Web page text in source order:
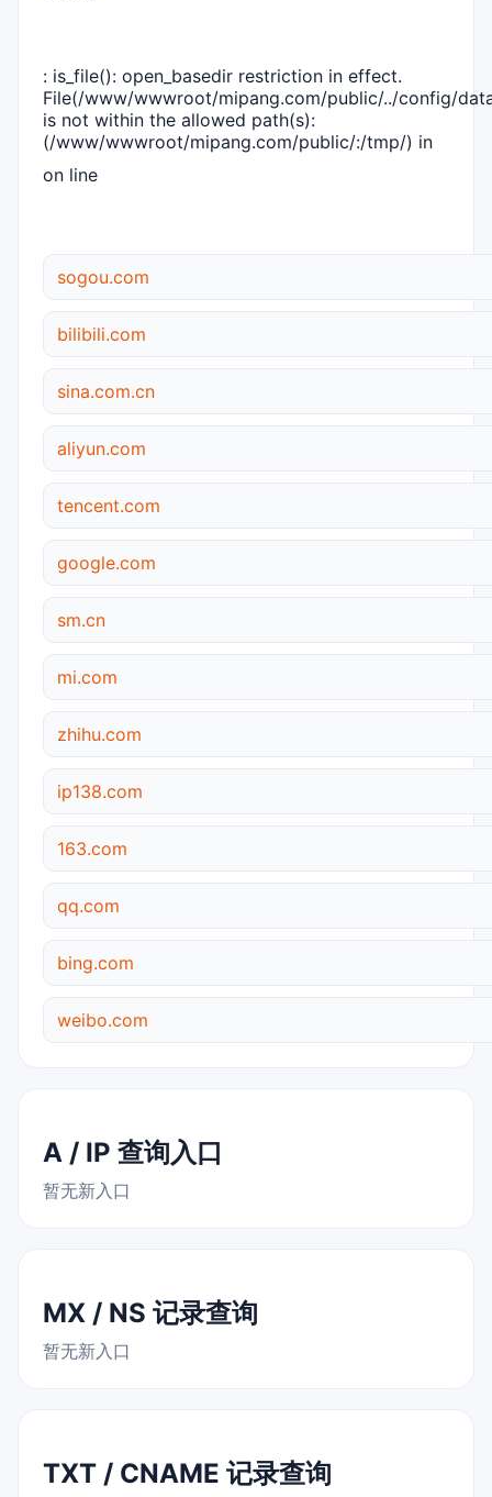
: is_file(): open_basedir restriction in effect.
File(/www/wwwroot/mipang.com/public/../config/
is not within the allowed path(s):
(/www/wwwroot/mipang.com/public/:/tmp/) in
on line
sogou.com
bilibili.com
sina.com.cn
aliyun.com
tencent.com
google.com
sm.cn
mi.com
zhihu.com
ip138.com
163.com
qq.com
bing.com
weibo.com
A / IP 查询入口
暂无新入口
MX / NS 记录查询
暂无新入口
TXT / CNAME 记录查询